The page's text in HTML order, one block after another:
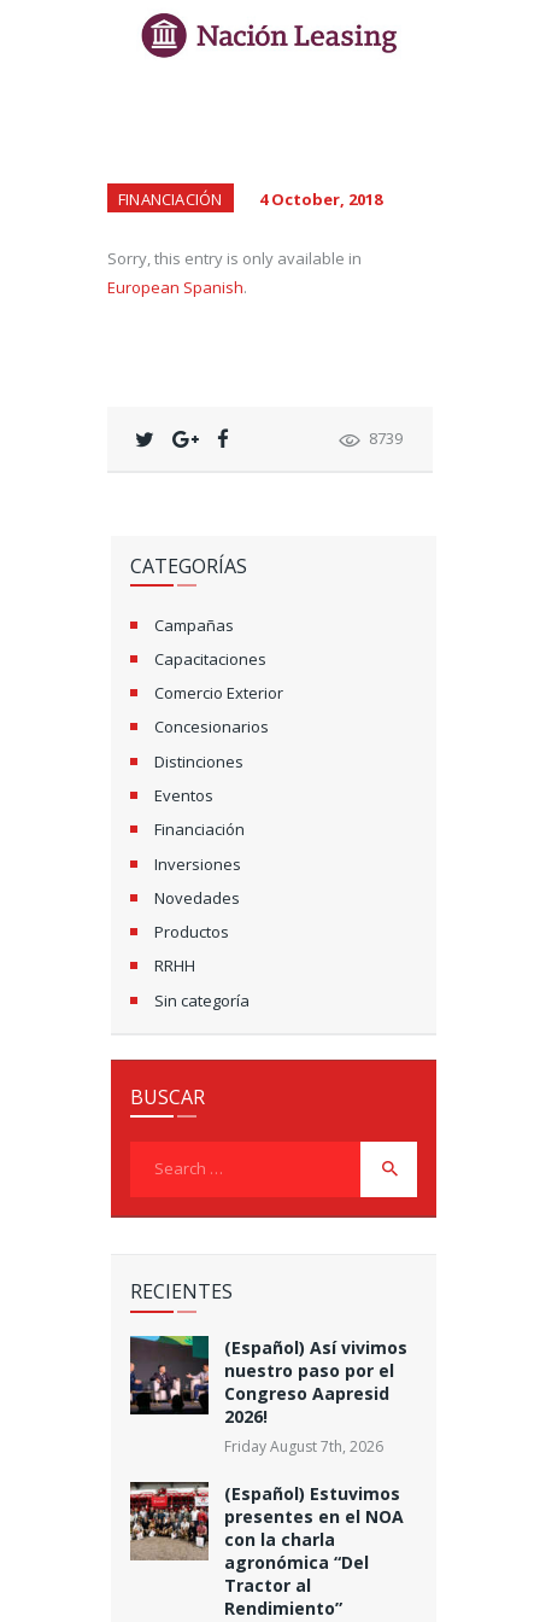
FINANCIACIÓN 4 October, 2018
Sorry, this entry is only available in
European Spanish.
8739
CATEGORÍAS
Campañas
Capacitaciones
Comercio Exterior
Concesionarios
Distinciones
Eventos
Financiación
Inversiones
Novedades
Productos
RRHH
Sin categoría
BUSCAR
RECIENTES
(Español) Así vivimos
nuestro paso por el
Congreso Aapresid
2026!
Friday August 7th, 2026
(Español) Estuvimos
presentes en el NOA
con la charla
agronómica “Del
Tractor al
Rendimiento”